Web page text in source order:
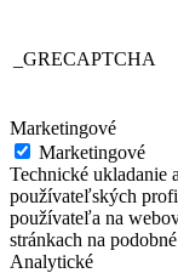
_GRECAPTCHA
Marketingové
Marketingové
Technické ukladanie
používateľských
používateľa na
stránkach na
Analytické